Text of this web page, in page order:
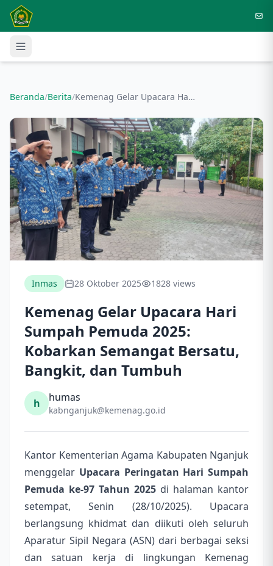
Langsung ke konten utama
Beranda/Berita/ Kemenag Gelar Upacara Hari Sumpah Pemuda 2025: Kobarkan Semangat Bersatu, Bangkit, dan Tumbuh
Inmas 28 Oktober 2025 1828 views
Kemenag Gelar Upacara Hari
Sumpah Pemuda 2025:
Kobarkan Semangat Bersatu,
Bangkit, dan Tumbuh
h humas
kabnganjuk@kemenag.go.id
Kantor Kementerian Agama Kabupaten Nganjuk
menggelar Upacara Peringatan Hari Sumpah
Pemuda ke-97 Tahun 2025 di halaman kantor
setempat, Senin (28/10/2025). Upacara
berlangsung khidmat dan diikuti oleh seluruh
Aparatur Sipil Negara (ASN) dari berbagai seksi
dan satuan kerja di lingkungan Kemenag